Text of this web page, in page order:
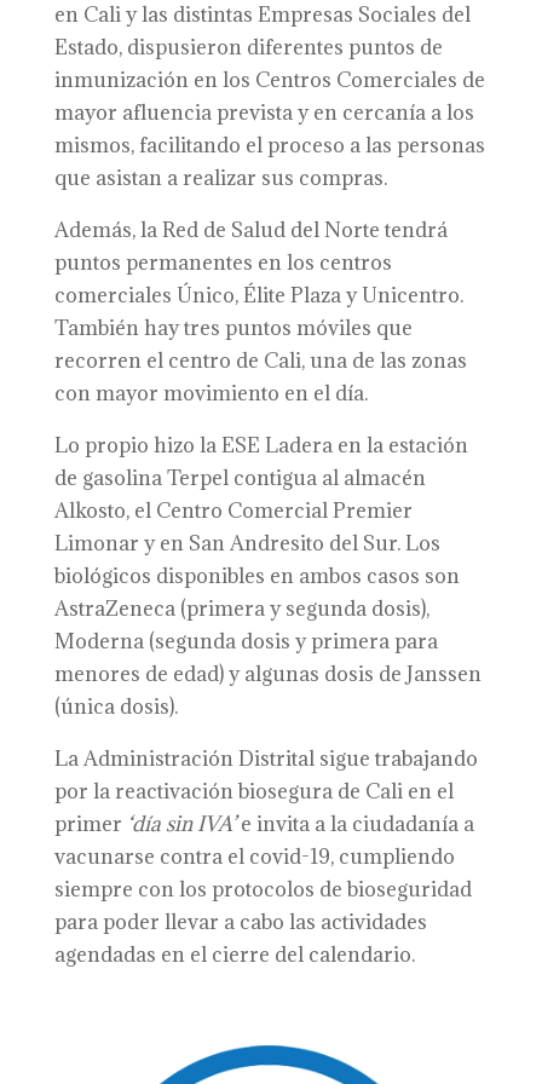
en Cali y las distintas Empresas Sociales del
Estado, dispusieron diferentes puntos de
inmunización en los Centros Comerciales de
mayor afluencia prevista y en cercanía a los
mismos, facilitando el proceso a las personas
que asistan a realizar sus compras.
Además, la Red de Salud del Norte tendrá
puntos permanentes en los centros
comerciales Único, Élite Plaza y Unicentro.
También hay tres puntos móviles que
recorren el centro de Cali, una de las zonas
con mayor movimiento en el día.
Lo propio hizo la ESE Ladera en la estación
de gasolina Terpel contigua al almacén
Alkosto, el Centro Comercial Premier
Limonar y en San Andresito del Sur. Los
biológicos disponibles en ambos casos son
AstraZeneca (primera y segunda dosis),
Moderna (segunda dosis y primera para
menores de edad) y algunas dosis de Janssen
(única dosis).
La Administración Distrital sigue trabajando
por la reactivación biosegura de Cali en el
primer ‘día sin IVA’e invita a la ciudadanía a
vacunarse contra el covid-19, cumpliendo
siempre con los protocolos de bioseguridad
para poder llevar a cabo las actividades
agendadas en el cierre del calendario.